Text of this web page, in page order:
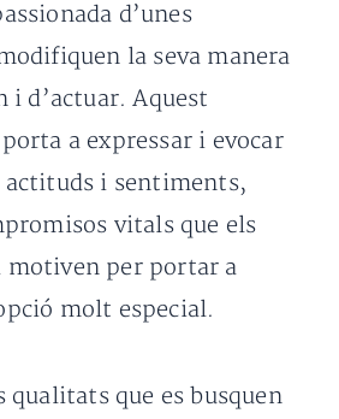
d’unes
la seva manera
i d’actuar. Aquest
a expressar i evocar
actituds i sentiments,
vitals que els
motiven per portar a
molt especial.
qualitats que es busquen